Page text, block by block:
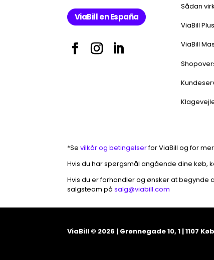
ViaBill en España
Sådan
ViaBill Plus
ViaBill
*Se vilkår og betingelserfor ViaBill og for
Hvis du har spørgsmål angående dine køb,
Hvis du er forhandler og ønsker at
salgsteam på salg@viabill.com
ViaBill © 2026 | Grønnegade 10, 1 | 1107